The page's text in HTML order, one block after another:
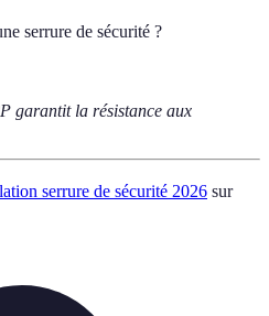
serrure de sécurité ?
garantit la résistance aux
serrure de sécurité 2026 sur